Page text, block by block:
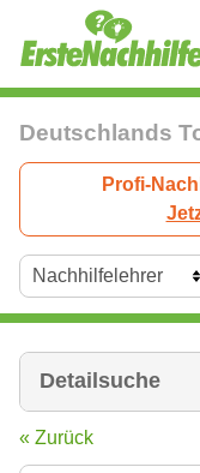
Deutschlands
Profi-
Detailsuche
« Zurück